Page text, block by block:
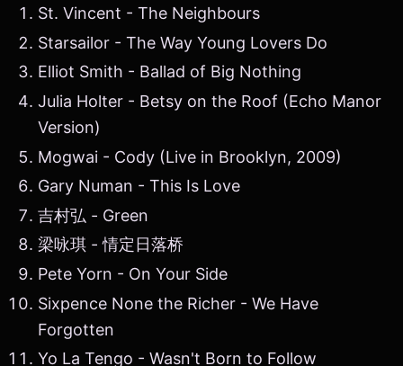
St. Vincent - The Neighbours
Starsailor - The Way Young Lovers Do
Elliot Smith - Ballad of Big Nothing
Julia Holter - Betsy on the Roof (Echo Manor
Version)
Mogwai - Cody (Live in Brooklyn, 2009)
Gary Numan - This Is Love
吉村弘 - Green
梁咏琪 - 情定日落桥
Pete Yorn - On Your Side
Sixpence None the Richer - We Have
Forgotten
Yo La Tengo - Wasn't Born to Follow